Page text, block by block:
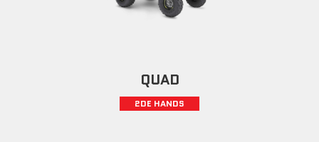
QUAD
2DE HANDS